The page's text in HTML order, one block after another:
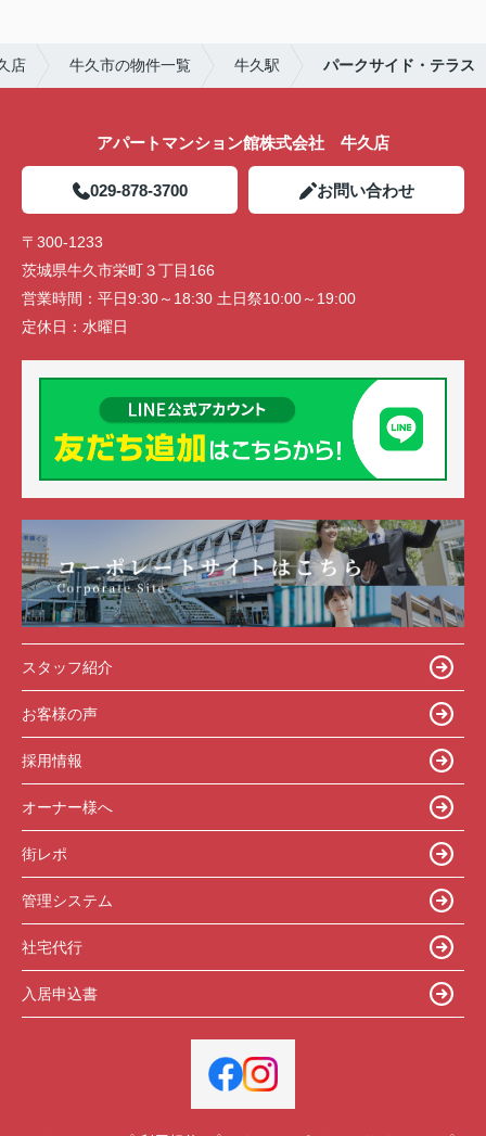
店 牛久市の物件一覧 牛久駅 パークサイド・テラス
アパートマンション館株式会社 牛久店
029-878-3700 お問い合わせ
〒300-1233
茨城県牛久市栄町３丁目166
営業時間： 平日9:30～18:30 土日祭10:00～19:00
定休日： 水曜日
スタッフ紹介
お客様の声
採用情報
オーナー様へ
街レポ
管理システム
社宅代行
入居申込書